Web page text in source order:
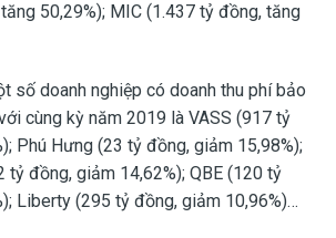
50,29%); MIC (1.437 tỷ đồng, tăng
số doanh nghiệp có doanh thu phí bảo
cùng kỳ năm 2019 là VASS (917 tỷ
Phú Hưng (23 tỷ đồng, giảm 15,98%);
tỷ đồng, giảm 14,62%); QBE (120 tỷ
Liberty (295 tỷ đồng, giảm 10,96%)…